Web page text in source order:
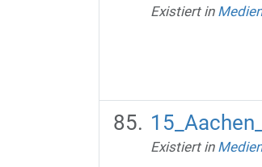
Existiert in Medien
Existiert in Medien